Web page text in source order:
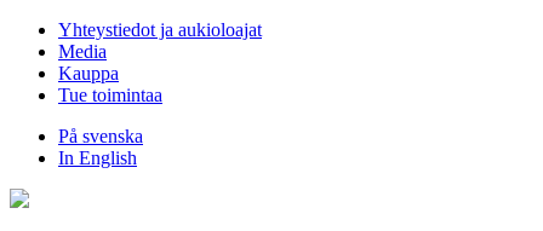
Hyppää
sisältöön
Yhteystiedot ja aukioloajat
Media
Kauppa
Tue toimintaa
På svenska
In English